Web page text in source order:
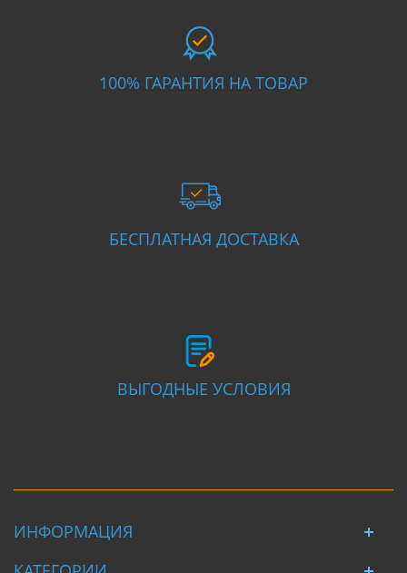
100% ГАРАНТИЯ НА ТОВАР
БЕСПЛАТНАЯ ДОСТАВКА
ВЫГОДНЫЕ УСЛОВИЯ
ИНФОРМАЦИЯ